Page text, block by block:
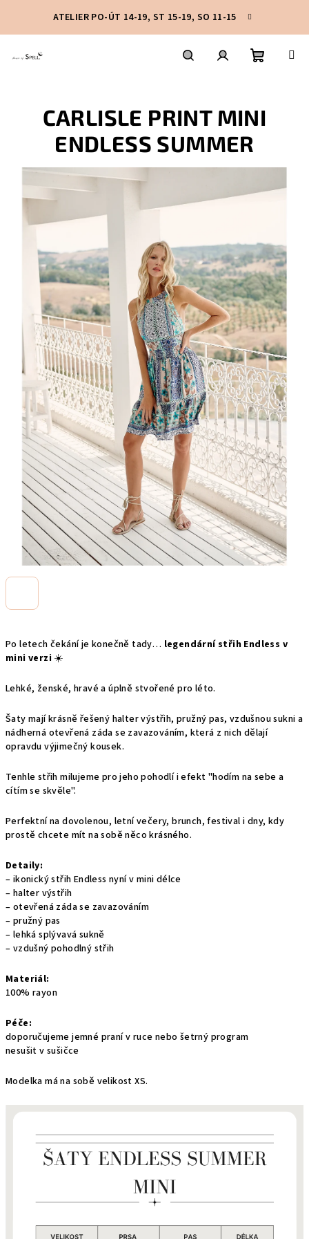
obsah
ATELIER PO-ÚT 14-19, ST 15-19, SO 11-15
košík
Po letech čekání je konečně tady… legendární střih Endless v
mini verzi ☀️
Lehké, ženské, hravé a úplně stvořené pro léto.
Šaty mají krásně řešený halter výstřih, pružný pas, vzdušnou sukni a
nádherná otevřená záda se zavazováním, která z nich dělají
opravdu výjimečný kousek.
Tenhle střih milujeme pro jeho pohodlí i efekt "hodím na sebe a
cítím se skvěle".
Perfektní na dovolenou, letní večery, brunch, festival i dny, kdy
prostě chcete mít na sobě něco krásného.
Detaily:
– ikonický střih Endless nyní v mini délce
– halter výstřih
– otevřená záda se zavazováním
– pružný pas
– lehká splývavá sukně
– vzdušný pohodlný střih
Materiál:
100% rayon
Péče:
doporučujeme jemné praní v ruce nebo šetrný program
nesušit v sušičce
Modelka má na sobě velikost XS.
CARLISLE PRINT MINI
ENDLESS SUMMER